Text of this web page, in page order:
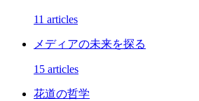
11 articles
メディアの未来を探る
15 articles
花道の哲学